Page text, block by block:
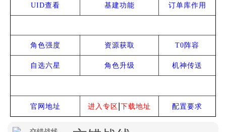
UID查看 基建功能 订单库作用
角色强度 资源获取 T0阵容
自选六星 角色升级 机神传送
官网地址 进入专区|下载地址 配置要求